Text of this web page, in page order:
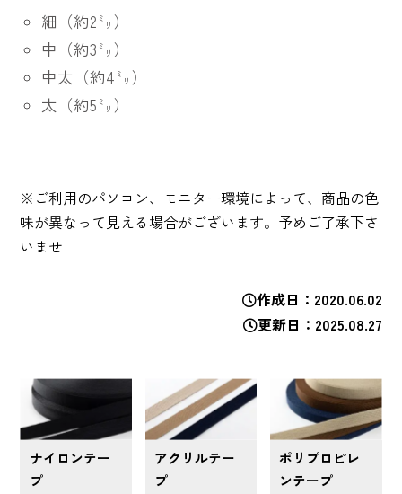
細（約2㍉）
中（約3㍉）
中太（約4㍉）
太（約5㍉）
※ご利用のパソコン、モニター環境によって、商品の色
味が異なって見える場合がございます。予めご了承下さ
いませ
作成日
2020.06.02
更新日
2025.08.27
ナイロンテー
プ
アクリルテー
プ
ポリプロピレ
ンテープ